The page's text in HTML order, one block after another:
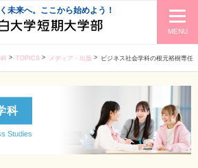
未来へ。ここから始めよう！
MENU
TOPICS メディア・出版 ビジネス社会学科の根元裕樹専任講師が、11月19日放送の
科
Studies